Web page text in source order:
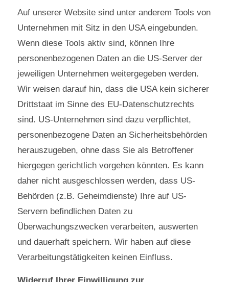
Auf unserer Website sind unter anderem Tools von
Unternehmen mit Sitz in den USA eingebunden.
Wenn diese Tools aktiv sind, können Ihre
personenbezogenen Daten an die US-Server der
jeweiligen Unternehmen weitergegeben werden.
Wir weisen darauf hin, dass die USA kein sicherer
Drittstaat im Sinne des EU-Datenschutzrechts
sind. US-Unternehmen sind dazu verpflichtet,
personenbezogene Daten an Sicherheitsbehörden
herauszugeben, ohne dass Sie als Betroffener
hiergegen gerichtlich vorgehen könnten. Es kann
daher nicht ausgeschlossen werden, dass US-
Behörden (z.B. Geheimdienste) Ihre auf US-
Servern befindlichen Daten zu
Überwachungszwecken verarbeiten, auswerten
und dauerhaft speichern. Wir haben auf diese
Verarbeitungstätigkeiten keinen Einfluss.